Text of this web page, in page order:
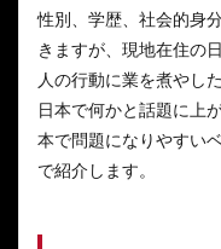
性別、学歴、社会的身
きますが、現地在住の
人の行動に業を煮やし
日本で何かと話題に上
本で問題になりやすい
で紹介します。